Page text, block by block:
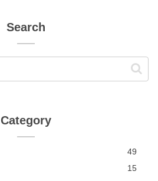
Search
Category
49
15